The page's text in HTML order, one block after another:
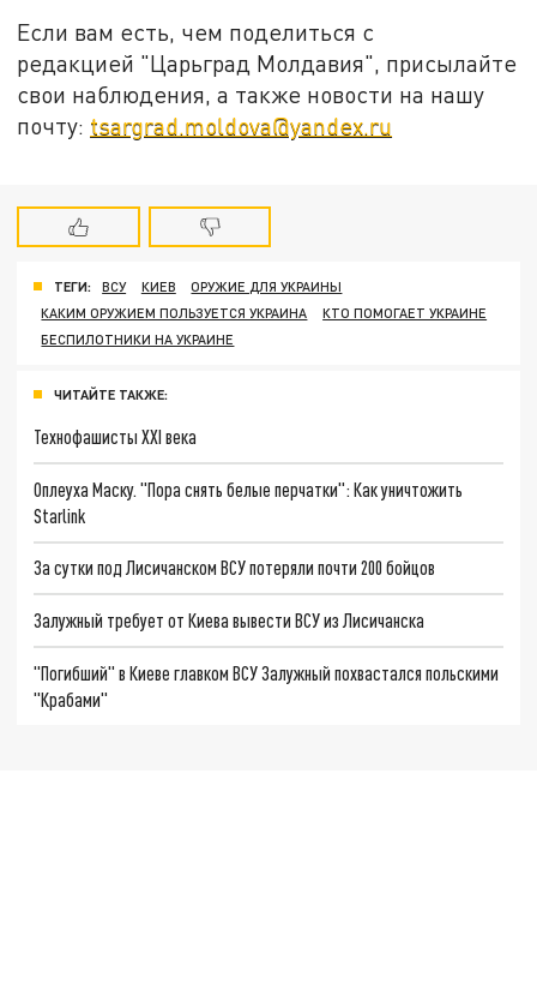
Если вам есть, чем поделиться с
редакцией "Царьград Молдавия", присылайте
свои наблюдения, а также новости на нашу
почту: tsargrad.moldova@yandex.ru
ТЕГИ: ВСУ КИЕВ
ОРУЖИЕ ДЛЯ УКРАИНЫ
КАКИМ ОРУЖИЕМ ПОЛЬЗУЕТСЯ УКРАИНА
КТО ПОМОГАЕТ УКРАИНЕ
БЕСПИЛОТНИКИ НА УКРАИНЕ
ЧИТАЙТЕ ТАКЖЕ:
Технофашисты XXI века
Оплеуха Маску. "Пора снять белые перчатки": Как уничтожить
Starlink
За сутки под Лисичанском ВСУ потеряли почти 200 бойцов
Залужный требует от Киева вывести ВСУ из Лисичанска
"Погибший" в Киеве главком ВСУ Залужный похвастался польскими
"Крабами"